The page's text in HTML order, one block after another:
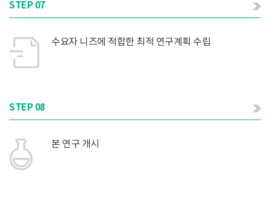
STEP 07
수요자 니즈에 적합한 최적 연구계획 수립
STEP 08
본 연구 개시